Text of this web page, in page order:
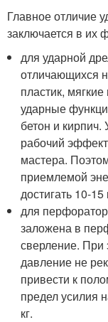
Главное отличие
заключается в их
для ударной
отличающихся
пластик,
ударные
бетон и
рабочий
мастера.
приемлемой
достигать 10-15
для
заложена в
сверление. При
давление не
привести к
предел усилия
кг.